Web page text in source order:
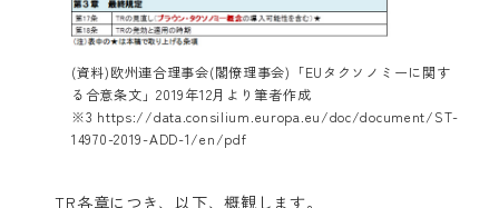
(資料)欧州連合理事会(閣僚理事会)「EUタクソノミーに関す
る合意条文」2019年12月より筆者作成
※3 https://data.consilium.europa.eu/doc/document/ST-
14970-2019-ADD-1/en/pdf
TR各章につき、以下、概観します。